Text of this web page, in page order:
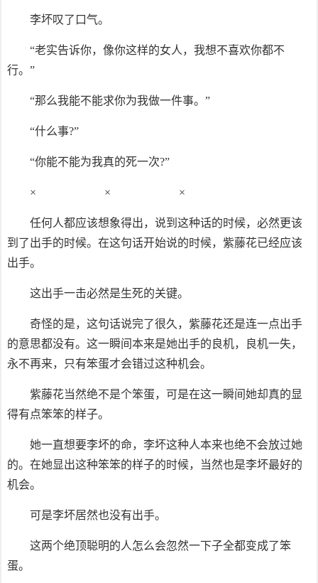
李坏叹了口气。
“老实告诉你，像你这样的女人，我想不喜欢你都不
行。”
“那么我能不能求你为我做一件事。”
“什么事?”
“你能不能为我真的死一次?”
× × ×
任何人都应该想象得出，说到这种话的时候，必然更该
到了出手的时候。在这句话开始说的时候，紫藤花已经应该
出手。
这出手一击必然是生死的关键。
奇怪的是，这句话说完了很久，紫藤花还是连一点出手
的意思都没有。这一瞬间本来是她出手的良机，良机一失，
永不再来，只有笨蛋才会错过这种机会。
紫藤花当然绝不是个笨蛋，可是在这一瞬间她却真的显
得有点笨笨的样子。
她一直想要李坏的命，李坏这种人本来也绝不会放过她
的。在她显出这种笨笨的样子的时候，当然也是李坏最好的
机会。
可是李坏居然也没有出手。
这两个绝顶聪明的人怎么会忽然一下子全都变成了笨
蛋。